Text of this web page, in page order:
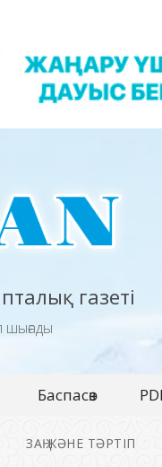
газеті
шығады
Баспасөз
ЗАҢ ЖӘНЕ ТӘРТІП